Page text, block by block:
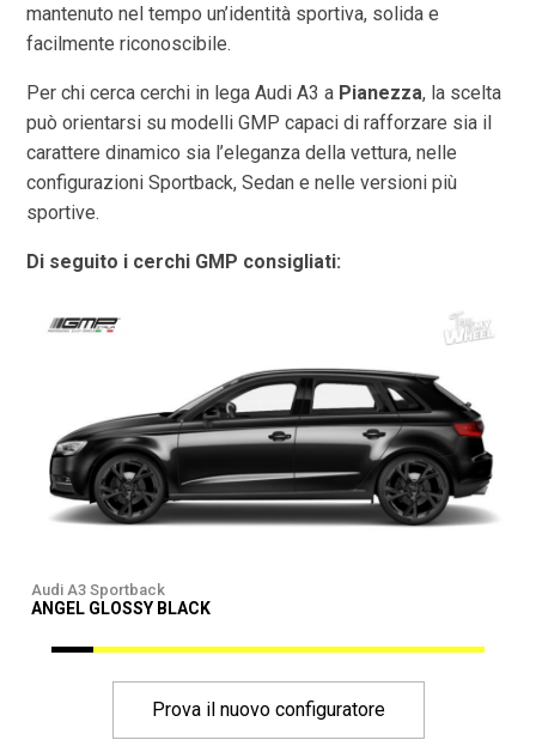
mantenuto nel tempo un’identità sportiva, solida e
facilmente riconoscibile.
Per chi cerca cerchi in lega Audi A3 a Pianezza, la scelta
può orientarsi su modelli GMP capaci di rafforzare sia il
carattere dinamico sia l’eleganza della vettura, nelle
configurazioni Sportback, Sedan e nelle versioni più
sportive.
Di seguito i cerchi GMP consigliati:
Audi A3 Sportback
ANGEL GLOSSY BLACK
Prova il nuovo configuratore